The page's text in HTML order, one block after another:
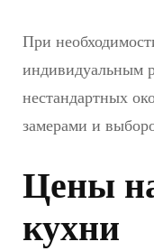
При
индивидуальным
нестандартных
замерами и
Цены
кухни